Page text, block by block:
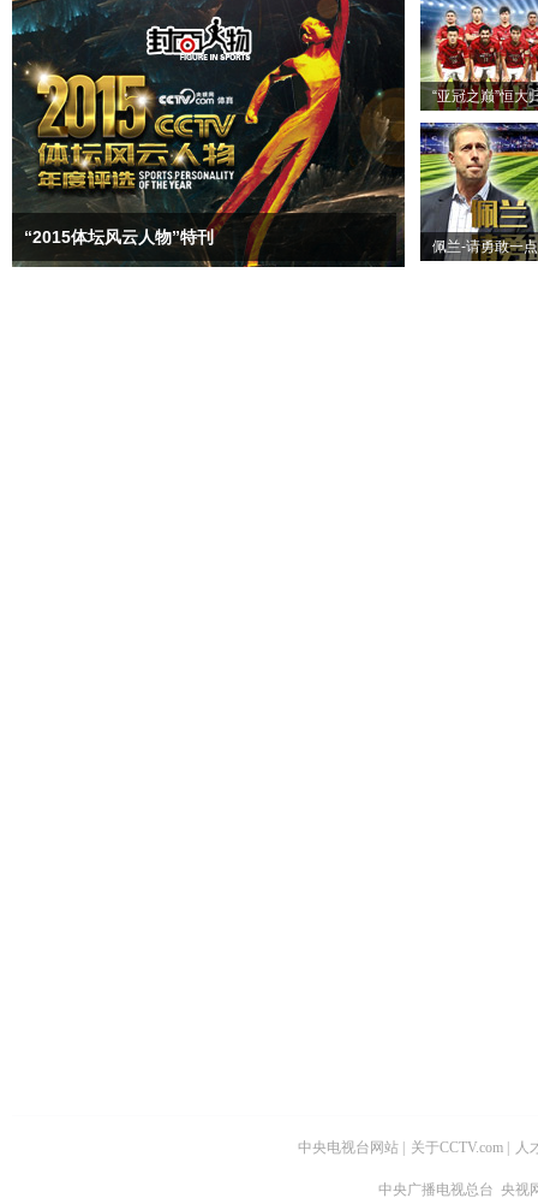
“2015体坛风云人物”特刊
“亚冠之巅”恒大
佩兰-请勇敢一点
中央电视台网站 关于CCTV.com 人
中央广播电视总台 央视